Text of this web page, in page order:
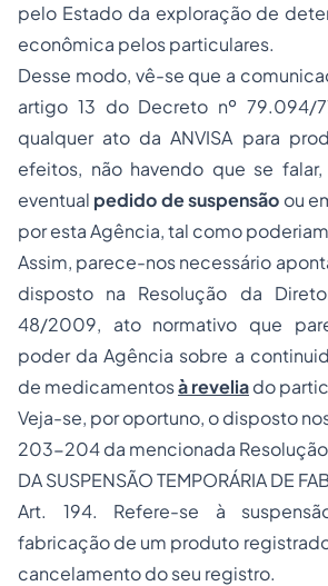
pelo Estado da exploração de
econômica pelos particulares.
Desse modo, vê-se que a
artigo 13 do Decreto nº 79.094/
qualquer ato da ANVISA para
efeitos, não havendo que se
eventual pedido de suspensão ou
por esta Agência, tal como
Assim, parece-nos necessário
disposto na Resolução da
48/2009, ato normativo que
poder da Agência sobre a
de medicamentosà reveliado
Veja-se, por oportuno, o disposto
203-204 da mencionada
DA SUSPENSÃO TEMPORÁRIA DE
Art. 194. Refere-se à
fabricação de um produto
cancelamento do seu registro.